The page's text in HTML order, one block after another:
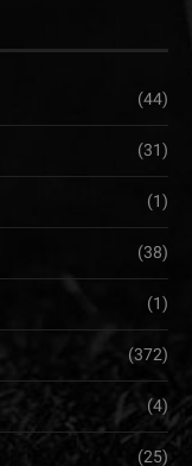
(44)
(31)
(1)
(38)
(1)
(372)
(4)
(25)